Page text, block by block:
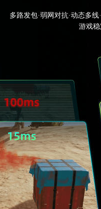
多路发包·弱网对抗·动态多
游戏